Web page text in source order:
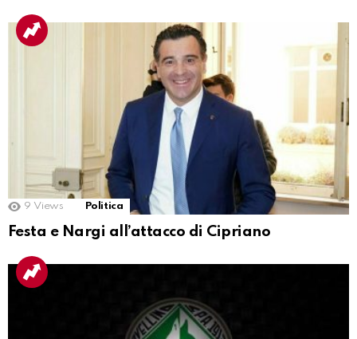
9 Views Politica
Festa e Nargi all’attacco di Cipriano